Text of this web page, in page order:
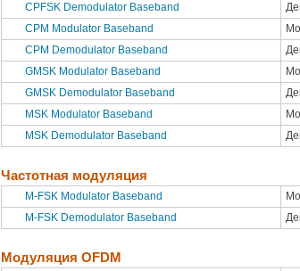
CPFSK Demodulator Baseband
CPM Modulator Baseband
CPM Demodulator Baseband
GMSK Modulator Baseband
GMSK Demodulator Baseband
MSK Modulator Baseband
MSK Demodulator Baseband
Частотная модуляция
M-FSK Modulator Baseband
M-FSK Demodulator Baseband
Модуляция OFDM